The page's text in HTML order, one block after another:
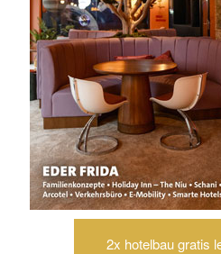
2x hotelbau gratis